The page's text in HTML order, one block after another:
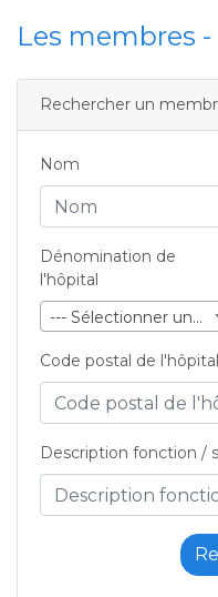
Les membres -
Rechercher un
Nom
Dénomination de
l'hôpital
--- Sélectionner une société ---
Code postal de l'hôpital
Description fonction /